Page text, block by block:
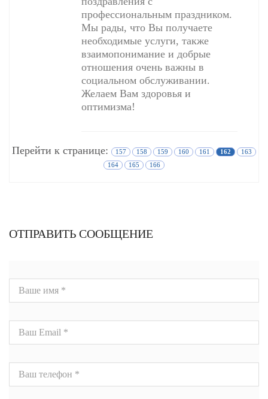
профессиональным праздником.
Мы рады, что Вы получаете
необходимые услуги, также
взаимопонимание и добрые
отношения очень важны в
социальном обслуживании.
Желаем Вам здоровья и
оптимизма!
Перейти к странице: 157 158 159 160 161 162
163
164
165 166
ОТПРАВИТЬ СООБЩЕНИЕ